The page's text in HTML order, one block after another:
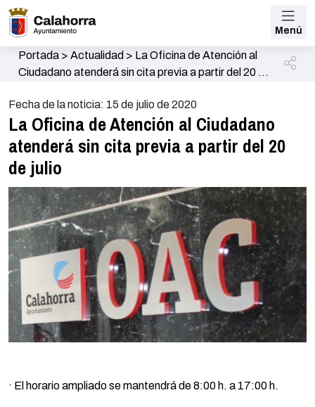
Menú
Portada> Actualidad > La Oficina de Atención al
Ciudadano atenderá sin cita previa a partir del 20 de
Fecha de la noticia: 15 de julio de 2020
La Oficina de Atención al Ciudadano
atenderá sin cita previa a partir del 20
de julio
· El horario ampliado se mantendrá de 8:00 h. a 17:00 h.